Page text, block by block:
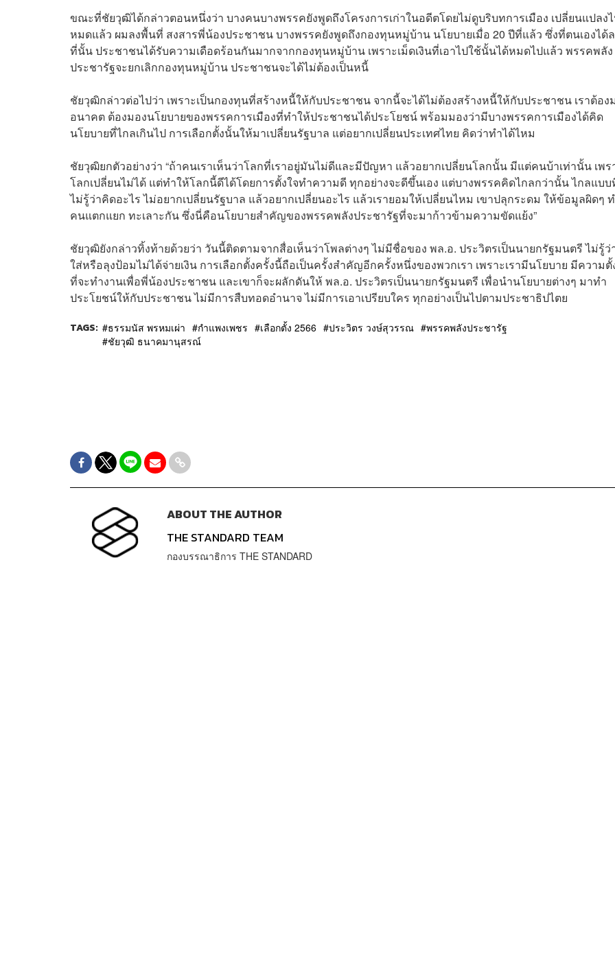
ขณะที่ชัยวุฒิได้กล่าวตอนหนึ่งว่า บางคนบางพรรคยังพูดถึงโครงการเก่าในอดีตโดยไม่ดูบริบทการเมือง เปลี่ยนแปลง
หมดแล้ว ผมลงพื้นที่ สงสารพี่น้องประชาชน บางพรรคยังพูดถึงกองทุนหมู่บ้าน นโยบายเมื่อ 20 ปีที่แล้ว ซึ่งที่ตนเองได้
ที่นั้น ประชาชนได้รับความเดือดร้อนกันมากจากกองทุนหมู่บ้าน เพราะเม็ดเงินที่เอาไปใช้นั้นได้หมดไปแล้ว พรรคพลัง
ประชารัฐจะยกเลิกกองทุนหมู่บ้าน ประชาชนจะได้ไม่ต้องเป็นหนี้
ชัยวุฒิกล่าวต่อไปว่า เพราะเป็นกองทุนที่สร้างหนี้ให้กับประชาชน จากนี้จะได้ไม่ต้องสร้างหนี้ให้กับประชาชน เราต้อง
อนาคต ต้องมองนโยบายของพรรคการเมืองที่ทำให้ประชาชนได้ประโยชน์ พร้อมมองว่ามีบางพรรคการเมืองได้คิด
นโยบายที่ไกลเกินไป การเลือกตั้งนั้นให้มาเปลี่ยนรัฐบาล แต่อยากเปลี่ยนประเทศไทย คิดว่าทำได้ไหม
ชัยวุฒิยกตัวอย่างว่า “ถ้าคนเราเห็นว่าโลกที่เราอยู่มันไม่ดีและมีปัญหา แล้วอยากเปลี่ยนโลกนั้น มีแต่คนบ้าเท่านั้น เพร
โลกเปลี่ยนไม่ได้ แต่ทำให้โลกนี้ดีได้โดยการตั้งใจทำความดี ทุกอย่างจะดีขึ้นเอง แต่บางพรรคคิดไกลกว่านั้น ไกลแบ
ไม่รู้ว่าคิดอะไร ไม่อยากเปลี่ยนรัฐบาล แล้วอยากเปลี่ยนอะไร แล้วเรายอมให้เปลี่ยนไหม เขาปลุกระดม ให้ข้อมูลผิดๆ
คนแตกแยก ทะเลาะกัน ซึ่งนี่คือนโยบายสำคัญของพรรคพลังประชารัฐที่จะมาก้าวข้ามความขัดแย้ง”
ชัยวุฒิยังกล่าวทิ้งท้ายด้วยว่า วันนี้ติดตามจากสื่อเห็นว่าโพลต่างๆ ไม่มีชื่อของ พล.อ. ประวิตรเป็นนายกรัฐมนตรี ไม่รู้ว่
ใส่หรือลุงป้อมไม่ได้จ่ายเงิน การเลือกตั้งครั้งนี้ถือเป็นครั้งสำคัญอีกครั้งหนึ่งของพวกเรา เพราะเรามีนโยบาย มีความตั้
ที่จะทำงานเพื่อพี่น้องประชาชน และเขาก็จะผลักดันให้ พล.อ. ประวิตรเป็นนายกรัฐมนตรี เพื่อนำนโยบายต่างๆ มาทำ
ประโยชน์ให้กับประชาชน ไม่มีการสืบทอดอำนาจ ไม่มีการเอาเปรียบใคร ทุกอย่างเป็นไปตามประชาธิปไตย
TAGS: ธรรมนัส พรหมเผ่า กำแพงเพชร เลือกตั้ง 2566 ประวิตร วงษ์สุวรรณ
พรรคพลังประชารัฐ
ชัยวุฒิ ธนาคมานุสรณ์
ABOUT THE AUTHOR
THE STANDARD TEAM
กองบรรณาธิการ THE STANDARD